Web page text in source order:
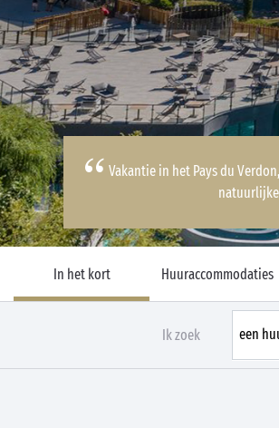
Vakantie in het Pays du
In het kort Huuraccommodaties
Ik zoek